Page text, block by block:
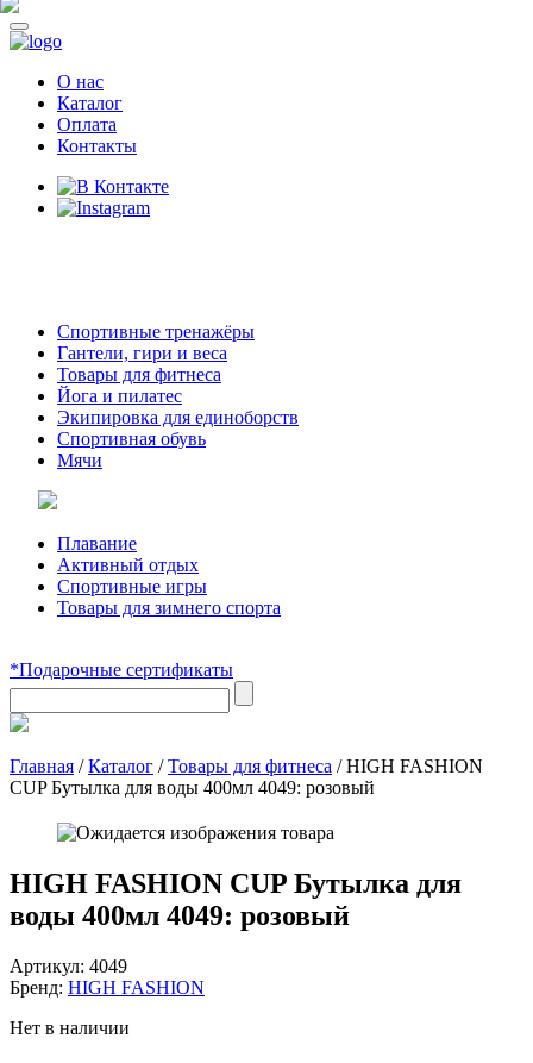
О нас
Каталог
Оплата
Контакты
Спортивные тренажёры
Гантели, гири и веса
Товары для фитнеса
Йога и пилатес
Экипировка для единоборств
Спортивная обувь
Мячи
Плавание
Активный отдых
Спортивные игры
Товары для зимнего спорта
*Подарочные сертификаты
Главная /Каталог /Товары для фитнеса /HIGH FASHION
CUP Бутылка для воды 400мл 4049: розовый
HIGH FASHION CUP Бутылка для
воды 400мл 4049: розовый
Артикул: 4049
Бренд: HIGH FASHION
Нет в наличии